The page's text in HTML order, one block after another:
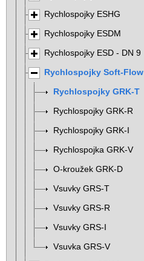
Rychlospojky ESHG
Rychlospojky ESDM
Rychlospojky ESD - DN 9
Rychlospojky Soft-Flow
Rychlospojky GRK-T
Rychlospojky GRK-R
Rychlospojky GRK-I
Rychlospojka GRK-V
O-kroužek GRK-D
Vsuvky GRS-T
Vsuvky GRS-R
Vsuvky GRS-I
Vsuvka GRS-V